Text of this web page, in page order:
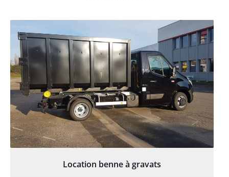
Location benne à gravats